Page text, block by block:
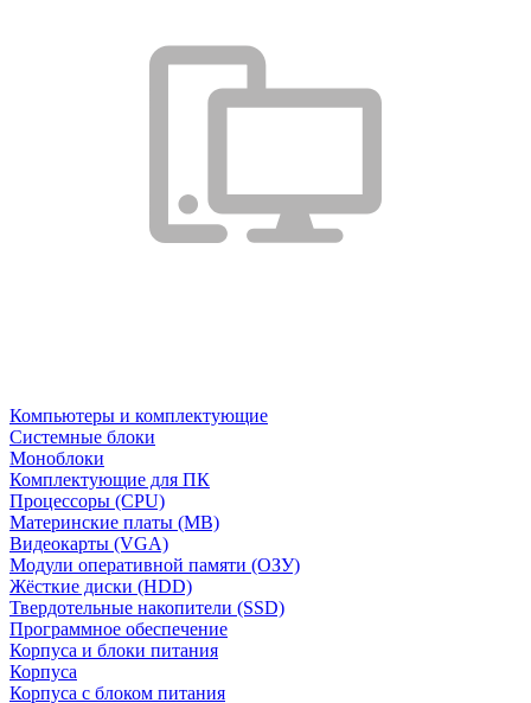
Компьютеры и комплектующие
Системные блоки
Моноблоки
Комплектующие для ПК
Процессоры (CPU)
Материнские платы (MB)
Видеокарты (VGA)
Модули оперативной памяти (ОЗУ)
Жёсткие диски (HDD)
Твердотельные накопители (SSD)
Программное обеспечение
Корпуса и блоки питания
Корпуса
Корпуса с блоком питания